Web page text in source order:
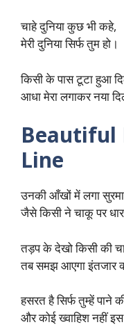
चाहे दुनिया कुछ भी कहे,
मेरी दुनिया सिर्फ तुम हो।
किसी के पास टूटा हुआ
आधा मेरा लगाकर नया
Beautiful
Line
उनकी आँखों में लगा
जैसे किसी ने चाकू पर धार
तड़प के देखो किसी की
तब समझ आएगा इंतजार
हसरत है सिर्फ तुम्हें पाने
और कोई ख्वाहिश नहीं